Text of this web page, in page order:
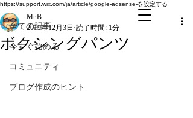
https://support.wix.com/ja/article/google-adsense-を設定する
全ての記事
今すぐ始める
コミュニティ
ブログ作成のヒント
ボクシングパンツ
Mr.B
2019年12月3日 読了時間: 1分